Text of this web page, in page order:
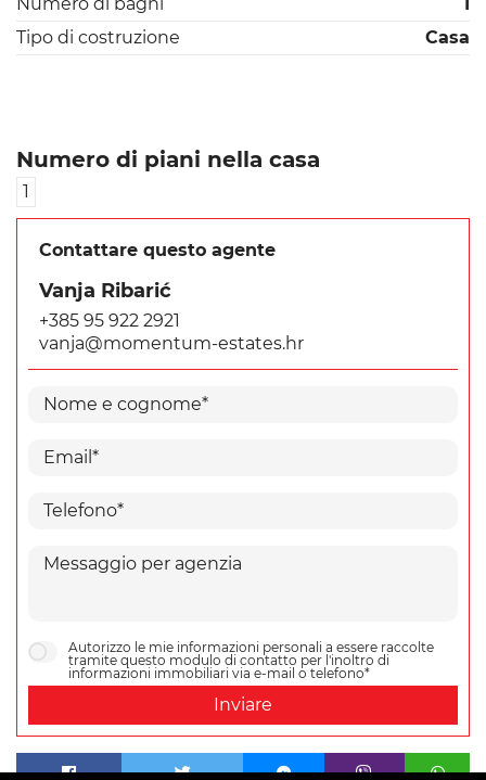
Tipo di costruzione
Casa
Numero di piani nella casa
1
Contattare questo agente
Vanja Ribarić
+385 95 922 2921
vanja@momentum-estates.hr
Autorizzo le mie informazioni personali a essere raccolte
tramite questo modulo di contatto per l'inoltro di
informazioni immobiliari via e-mail o telefono*
Inviare